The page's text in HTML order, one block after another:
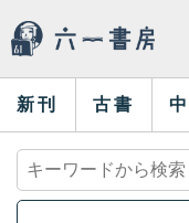
新刊 古書